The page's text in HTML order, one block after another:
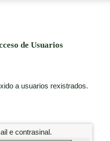
de Usuarios
a usuarios rexistrados.
e contrasinal.